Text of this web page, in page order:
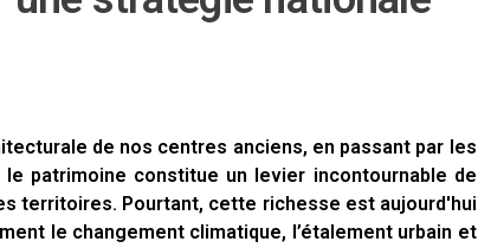
de nos centres anciens, en passant par les
patrimoine constitue un levier incontournable de
territoires. Pourtant, cette richesse est aujourd'hui
le changement climatique, l’étalement urbain et